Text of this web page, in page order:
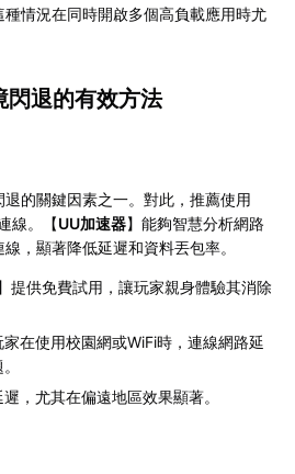
情況在同時開啟多個高負載應用時尤
閃退的有效方法
的關鍵因素之一。對此，推薦使用
線。【UU加速器】能夠智慧分析網路
，顯著降低延遲和資料丟包率。
提供免費試用，讓玩家親身體驗其消除
家在使用校園網或WiFi時，連線網路延
遲，尤其在偏遠地區效果顯著。